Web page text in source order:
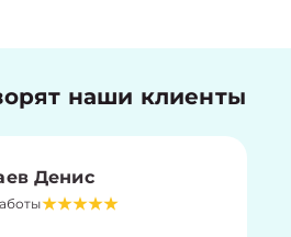
наши клиенты
Денис